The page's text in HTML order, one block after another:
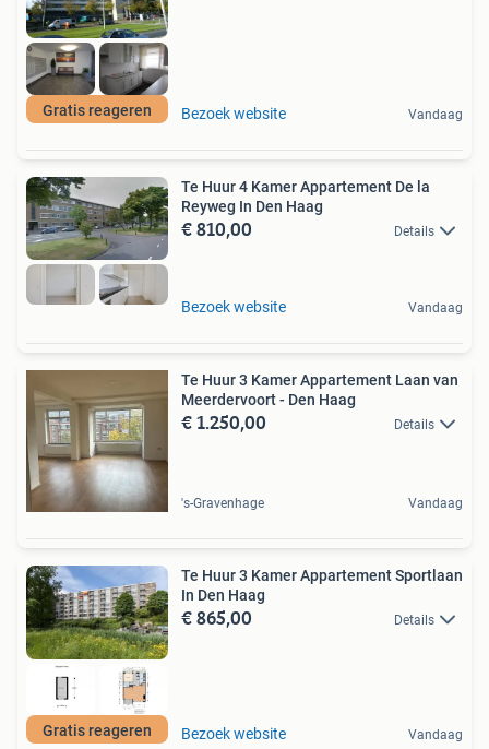
Gratis reageren Bezoek website Vandaag
Te Huur 4 Kamer Appartement De la
Reyweg In Den Haag
€ 810,00 Details
Bezoek website Vandaag
Te Huur 3 Kamer Appartement Laan van
Meerdervoort - Den Haag
€ 1.250,00 Details
's-Gravenhage Vandaag
Gratis reageren
Te Huur 3 Kamer Appartement Sportlaan
In Den Haag
€ 865,00 Details
Bezoek website Vandaag